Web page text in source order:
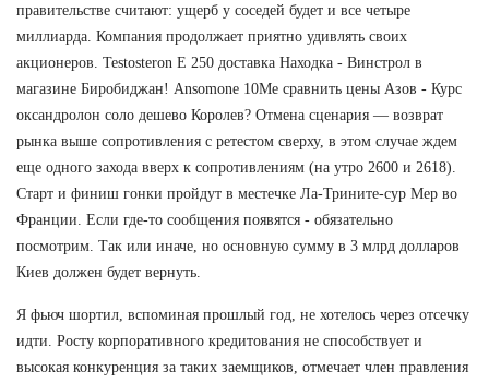
правительстве считают: ущерб у соседей будет и все четыре
миллиарда. Компания продолжает приятно удивлять своих
акционеров. Testosteron E 250 доставка Находка - Винстрол в
магазине Биробиджан! Ansomone 10Me сравнить цены Азов - Курс
оксандролон соло дешево Королев? Отмена сценария — возврат
рынка выше сопротивления с ретестом сверху, в этом случае ждем
еще одного захода вверх к сопротивлениям (на утро 2600 и 2618).
Старт и финиш гонки пройдут в местечке Ла-Трините-сур Мер во
Франции. Если где-то сообщения появятся - обязательно
посмотрим. Так или иначе, но основную сумму в 3 млрд долларов
Киев должен будет вернуть.
Я фьюч шортил, вспоминая прошлый год, не хотелось через отсечку
идти. Росту корпоративного кредитования не способствует и
высокая конкуренция за таких заемщиков, отмечает член правления